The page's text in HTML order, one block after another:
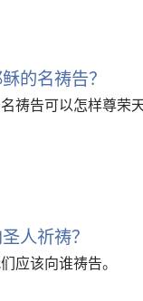
的名祷告？
祷告可以怎样尊荣
人祈祷？
应该向谁祷告。